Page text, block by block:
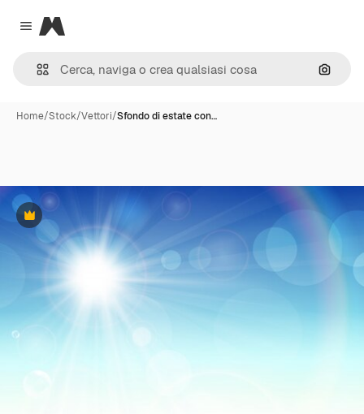
Close menu
Magnific
Cerca
Home/Stock/Vettori/Sfondo di estate con…
Premium